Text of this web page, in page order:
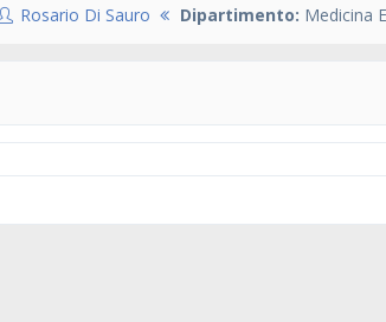
Rosario Di Sauro Dipartimento: Medicina